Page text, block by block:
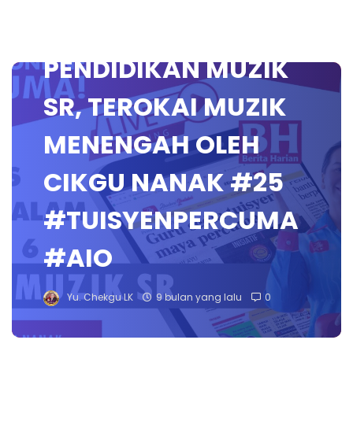
PENDIDIKAN MUZIK
SR, TEROKAI MUZIK
MENENGAH OLEH
CIKGU NANAK #25
#TUISYENPERCUMA
#AIO
Yu. Chekgu LK 9 bulan yang lalu 0